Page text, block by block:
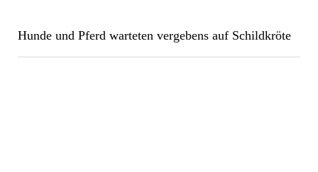
Hunde und Pferd warteten vergebens auf Schildkröte